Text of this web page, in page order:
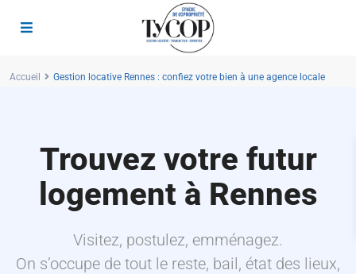
Accueil Gestion locative Rennes : confiez votre bien à une agence locale
Trouvez votre futur
logement à Rennes
Visitez, postulez, emménagez.
On s’occupe de tout le reste, bail, état des lieux,